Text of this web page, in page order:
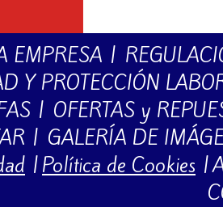
EMPRESA |
Y PROTECCIÓN
| OFERTAS y
| GALERÍA DE
|Política de Cookies |